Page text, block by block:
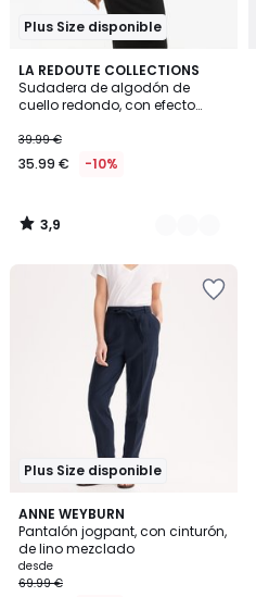
Plus Size disponible
LA REDOUTE COLLECTIONS
Sudadera de algodón de
cuello redondo, con efecto
€
en
de
39.99
descuento
39.99 €
35.99 € -10%
3,9
/ 5
3
Colores
3,9
/
Plus Size disponible
ANNE WEYBURN
Pantalón jogpant, con cinturón,
de lino mezclado
desde
69.99 €
4,3
/ 5
2
Colores